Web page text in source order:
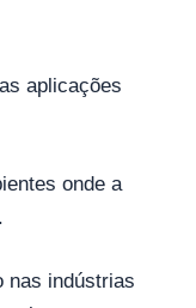
aplicações
onde a
nas indústrias